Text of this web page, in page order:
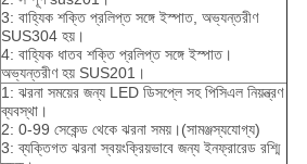
3: বাহ্যিক শক্তি প্রলিপ্ত সঙ্গে ইস্পাত, অভ্যন্তরীণ
SUS304 হয়।
4: বাহ্যিক ধাতব শক্তি প্রলিপ্ত সঙ্গে ইস্পাত।
অভ্যন্তরীণ হয় SUS201।
1: ঝরনা সময়ের জন্য LED ডিসপ্লে সহ পিসিএল নিয়ন্ত্রণ
ব্যবস্থা।
2: 0-99 সেকেন্ড থেকে ঝরনা সময়।(সামঞ্জস্যযোগ্য)
3: ব্যক্তিগত ঝরনা স্বয়ংক্রিয়ভাবে জন্য ইনফ্রারেড রশ্মি